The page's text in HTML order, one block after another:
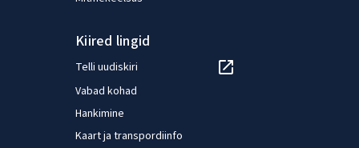
Kiired lingid
Telli uudiskiri
Vabad kohad
Hankimine
Kaart ja transpordiinfo